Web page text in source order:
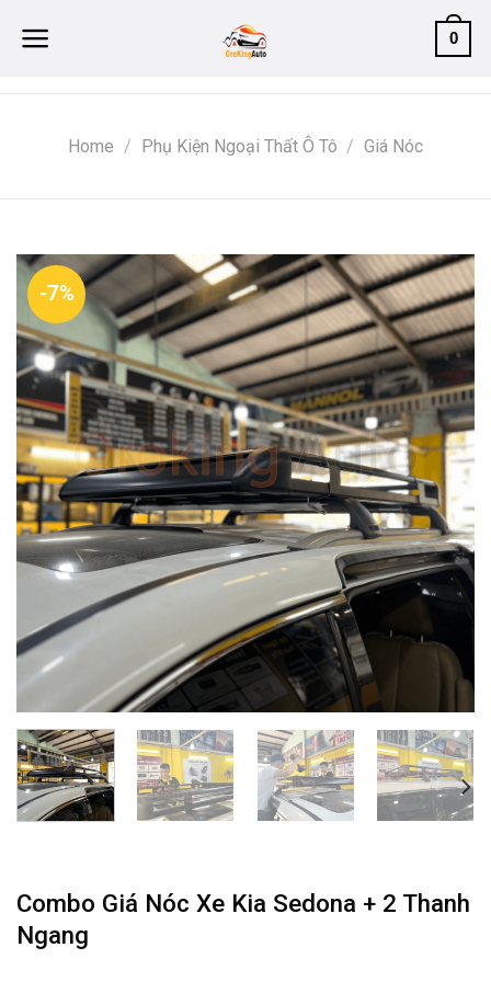
0
Home / Phụ Kiện Ngoại Thất Ô Tô / Giá Nóc
-7%
Combo Giá Nóc Xe Kia Sedona + 2 Thanh
Ngang